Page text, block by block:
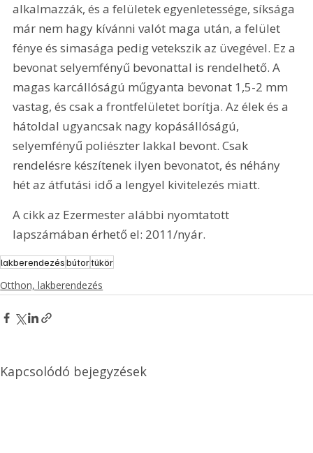
alkalmazzák, és a felületek egyenletessége, síksága
már nem hagy kívánni valót maga után, a felület
fénye és simasága pedig vetekszik az üvegével. Ez a
bevonat selyemfényű bevonattal is rendelhető. A
magas karcállóságú műgyanta bevonat 1,5-2 mm
vastag, és csak a frontfelületet borítja. Az élek és a
hátoldal ugyancsak nagy kopásállóságú,
selyemfényű poliészter lakkal bevont. Csak
rendelésre készítenek ilyen bevonatot, és néhány
hét az átfutási idő a lengyel kivitelezés miatt.
A cikk az Ezermester alábbi nyomtatott
lapszámában érhető el: 2011/nyár.
lakberendezésbútortükör
Otthon, lakberendezés
Kapcsolódó bejegyzések